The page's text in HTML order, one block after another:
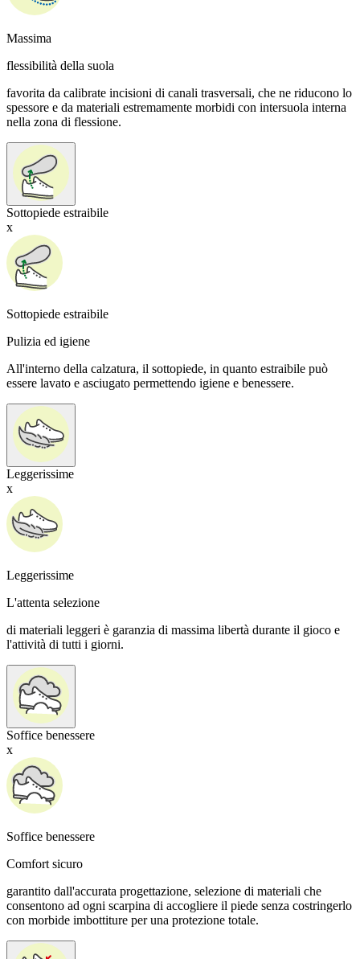
Massima
flessibilità della suola
favorita da calibrate incisioni di canali trasversali, che ne riducono lo
spessore e da materiali estremamente morbidi con intersuola interna
nella zona di flessione.
Sottopiede estraibile
x
Sottopiede estraibile
Pulizia ed igiene
All'interno della calzatura, il sottopiede, in quanto estraibile può
essere lavato e asciugato permettendo igiene e benessere.
Leggerissime
x
Leggerissime
L'attenta selezione
di materiali leggeri è garanzia di massima libertà durante il gioco e
l'attività di tutti i giorni.
Soffice benessere
x
Soffice benessere
Comfort sicuro
garantito dall'accurata progettazione, selezione di materiali che
consentono ad ogni scarpina di accogliere il piede senza costringerlo
con morbide imbottiture per una protezione totale.